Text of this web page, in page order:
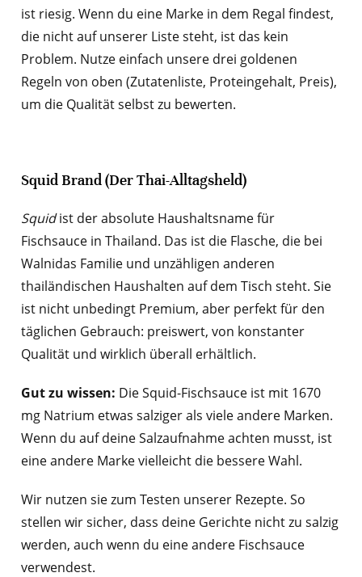
ist riesig. Wenn du eine Marke in dem Regal findest,
die nicht auf unserer Liste steht, ist das kein
Problem. Nutze einfach unsere drei goldenen
Regeln von oben (Zutatenliste, Proteingehalt, Preis),
um die Qualität selbst zu bewerten.
Squid Brand (Der Thai-Alltagsheld)
Squidist der absolute Haushaltsname für
Fischsauce in Thailand. Das ist die Flasche, die bei
Walnidas Familie und unzähligen anderen
thailändischen Haushalten auf dem Tisch steht. Sie
ist nicht unbedingt Premium, aber perfekt für den
täglichen Gebrauch: preiswert, von konstanter
Qualität und wirklich überall erhältlich.
Gut zu wissen: Die Squid-Fischsauce ist mit 1670
mg Natrium etwas salziger als viele andere Marken.
Wenn du auf deine Salzaufnahme achten musst, ist
eine andere Marke vielleicht die bessere Wahl.
Wir nutzen sie zum Testen unserer Rezepte. So
stellen wir sicher, dass deine Gerichte nicht zu salzig
werden, auch wenn du eine andere Fischsauce
verwendest.